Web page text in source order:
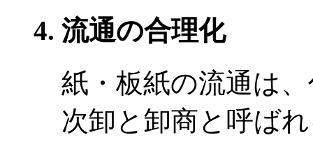
流通の合理化
紙・板紙の流通は
次卸と卸商と呼ば